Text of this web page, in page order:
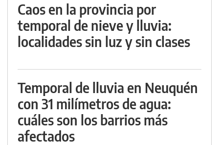
Caos en la provincia por
temporal de nieve y lluvia:
localidades sin luz y sin clases
Temporal de lluvia en Neuquén
con 31 milímetros de agua:
cuáles son los barrios más
afectados